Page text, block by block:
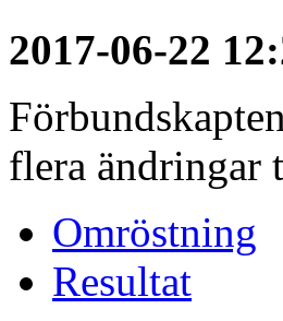
2017-06-22
flera ändringar
Omröstning
Resultat